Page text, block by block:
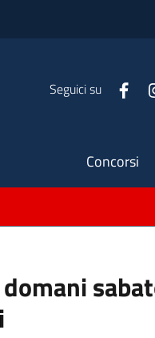
Seguici su
Concorsi